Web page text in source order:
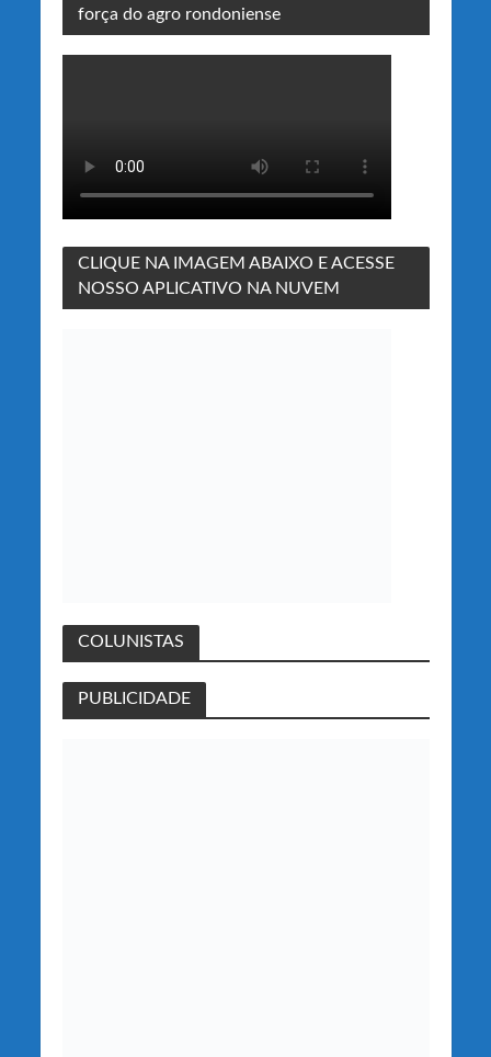
força do agro rondoniense
CLIQUE NA IMAGEM ABAIXO E ACESSE
NOSSO APLICATIVO NA NUVEM
COLUNISTAS
PUBLICIDADE